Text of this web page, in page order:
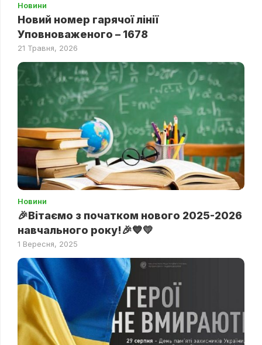
Новини
Новий номер гарячої лінії
Уповноваженого – 1678
21 Травня, 2026
Новини
🎉Вітаємо з початком нового 2025-2026
навчального року!🎉💙💛
1 Вересня, 2025